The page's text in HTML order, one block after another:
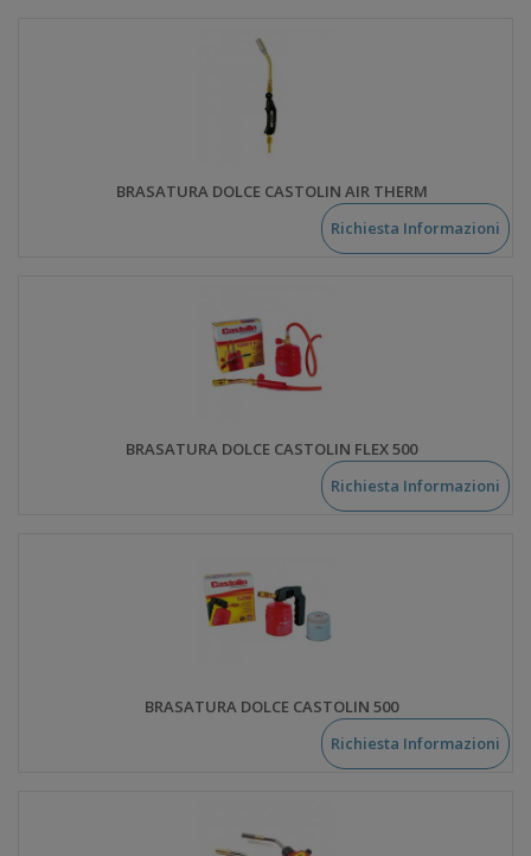
BRASATURA DOLCE CASTOLIN AIR THERM
Richiesta Informazioni
BRASATURA DOLCE CASTOLIN FLEX 500
Richiesta Informazioni
BRASATURA DOLCE CASTOLIN 500
Richiesta Informazioni